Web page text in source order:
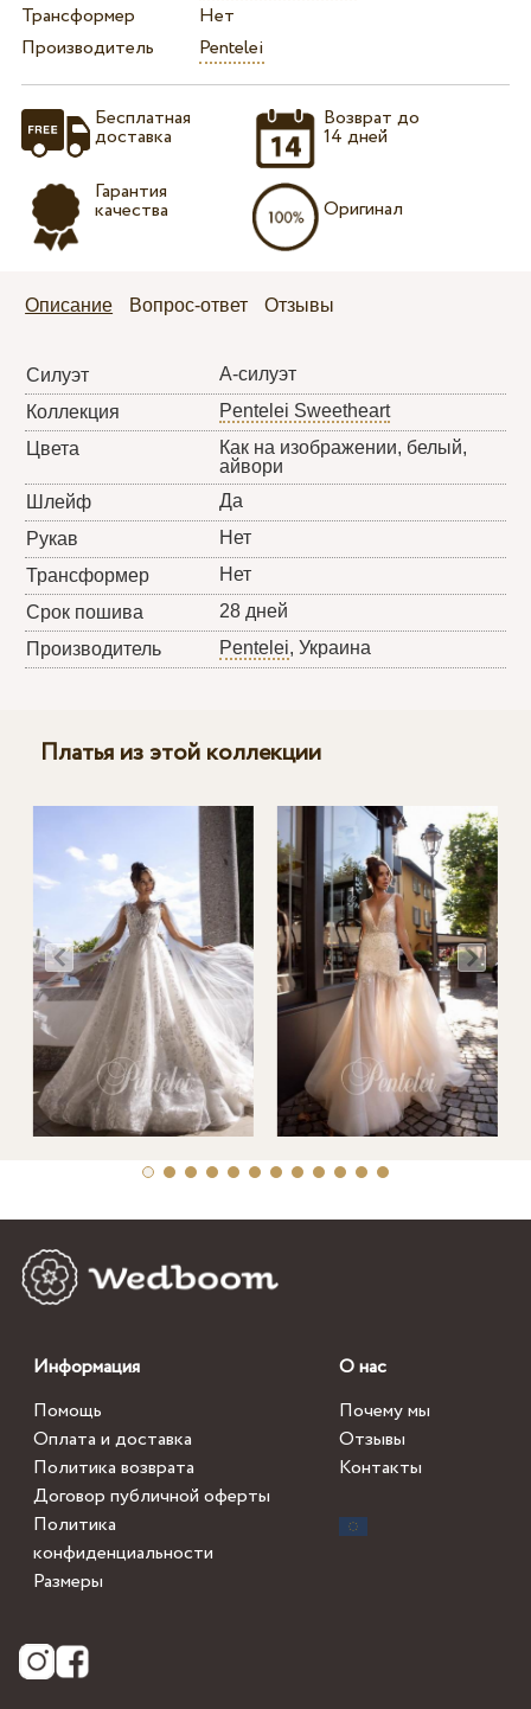
Трансформер
Нет
Производитель
Pentelei
Бесплатная
доставка
Гарантия
качества
Возврат до
14 дней
Оригинал
Описание Вопрос-ответ Отзывы
Силуэт
А-силуэт
Коллекция
Pentelei Sweetheart
Цвета
Как на изображении, белый,
айвори
Шлейф
Да
Рукав
Нет
Трансформер
Нет
Срок пошива
28 дней
Производитель
Pentelei, Украина
Платья из этой коллекции
Информация
Помощь
Оплата и доставка
Политика возврата
Договор публичной оферты
Политика
конфиденциальности
Размеры
О нас
Почему мы
Отзывы
Контакты